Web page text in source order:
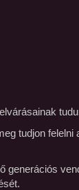
tudjon felelni
generációs